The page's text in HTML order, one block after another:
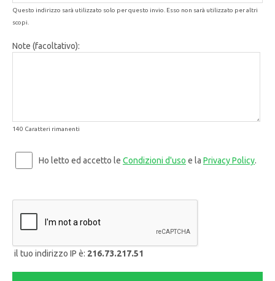
Questo indirizzo sarà utilizzato solo per questo invio. Esso non sarà utilizzato per altri
scopi.
Note (facoltativo):
140 Caratteri rimanenti
Ho letto ed accetto le Condizioni d'uso e la Privacy Policy.
il tuo indirizzo IP è: 216.73.217.51